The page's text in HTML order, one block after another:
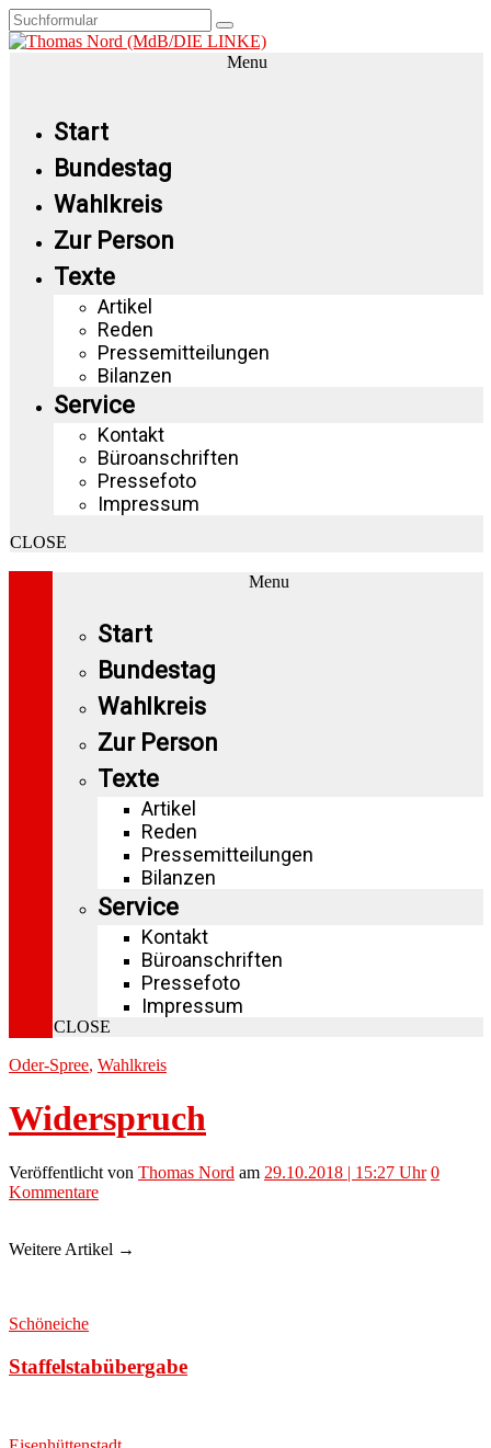
Menu
Start
Bundestag
Wahlkreis
Zur Person
Texte
Artikel
Reden
Pressemitteilungen
Bilanzen
Service
Kontakt
Büroanschriften
Pressefoto
Impressum
CLOSE
Menu
Start
Bundestag
Wahlkreis
Zur Person
Texte
Artikel
Reden
Pressemitteilungen
Bilanzen
Service
Kontakt
Büroanschriften
Pressefoto
Impressum
CLOSE
Oder-Spree, Wahlkreis
Widerspruch
Veröffentlicht von Thomas Nord am 29.10.2018 | 15:27 Uhr 0
Kommentare
Weitere Artikel →
Schöneiche
Staffelstabübergabe